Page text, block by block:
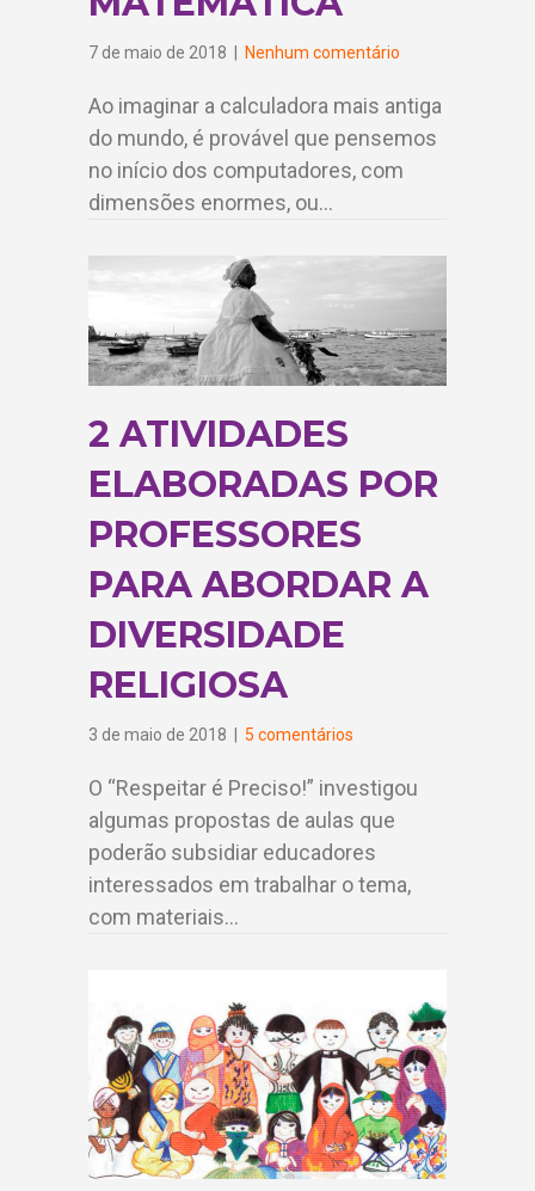
7 de maio de 2018 Nenhum comentário
Ao imaginar a calculadora mais antiga
do mundo, é provável que pensemos
no início dos computadores, com
dimensões enormes, ou…
2 ATIVIDADES
ELABORADAS POR
PROFESSORES
PARA ABORDAR A
DIVERSIDADE
RELIGIOSA
3 de maio de 2018 5 comentários
O “Respeitar é Preciso!” investigou
algumas propostas de aulas que
poderão subsidiar educadores
interessados em trabalhar o tema,
com materiais…